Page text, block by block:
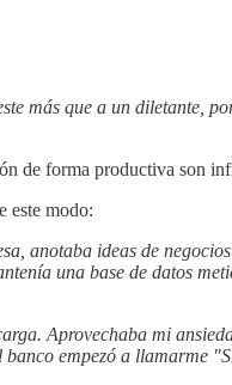
más que a un diletante,
de forma productiva son
este modo:
anotaba ideas de
una base de datos
Aprovechaba mi
empezó a llamarme